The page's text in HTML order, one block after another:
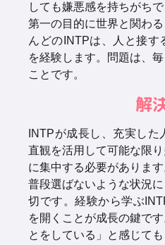
しても嫌悪感を持ちがち
第一の目的に世界と関わ
んどのINTPは、人と接す
を経験します。問題は、
ことです。
解
INTPが成長し、充実し
直観を活用して可能な限
に集中する必要がありま
普段選ばないような状況
切です。経験から学ぶ
を開くことが成長の鍵で
とをしている」と感じて